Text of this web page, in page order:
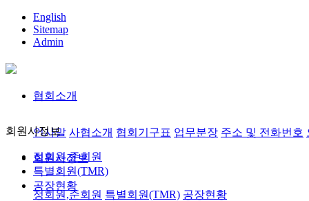
English
Sitemap
Admin
협회소개
인사말 사협소개 협회기구표 업무분장 주소 및 전화번호
회원사정보
정회원,준회원 특별회원(TMR) 공장현황
회원사정보
정회원,준회원
특별회원(TMR)
공장현황